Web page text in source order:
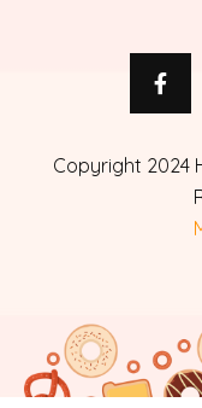
Copyright 2024